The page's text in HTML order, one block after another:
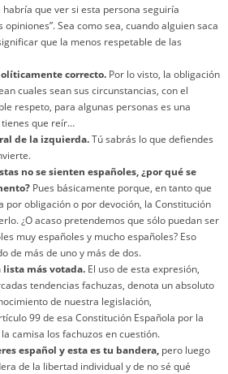
que ver si esta persona seguiría
opiniones”. Sea como sea, cuando alguien saca
que la menos respetable de las
correcto. Por lo visto, la obligación
cuales sean sus circunstancias, con el
respeto, para algunas personas es una
tienes que reír…
de la izquierda.Tú sabrás lo que defiendes
no se sienten españoles, ¿por qué se
Pues básicamente porque, en tanto que
por obligación o por devoción, la Constitución
¿O acaso pretendemos que sólo puedan ser
muy españoles y mucho españoles? Eso
de más de uno y más de dos.
lista más votada. El uso de esta expresión,
tendencias fachuzas, denota un absoluto
de nuestra legislación,
99 de esa Constitución Española por la
camisa los fachuzos en cuestión.
español y esta es tu bandera, pero luego
de la libertad individual y de no sé qué